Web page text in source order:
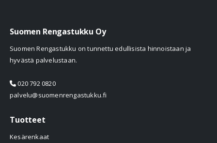
Suomen Rengastukku Oy
Suomen Rengastukku on tunnettu edullisista hinnoistaan ja
hyvästä palvelustaan.
020 792 0820
palvelu@suomenrengastukku.fi
Tuotteet
Kesärenkaat